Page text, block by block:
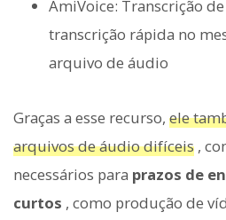
AmiVoice: Transcrição
transcrição rápida no
arquivo de áudio
Graças a esse recurso, ele
arquivos de áudio difíceis ,
necessários para prazos de
curtos , como produção de